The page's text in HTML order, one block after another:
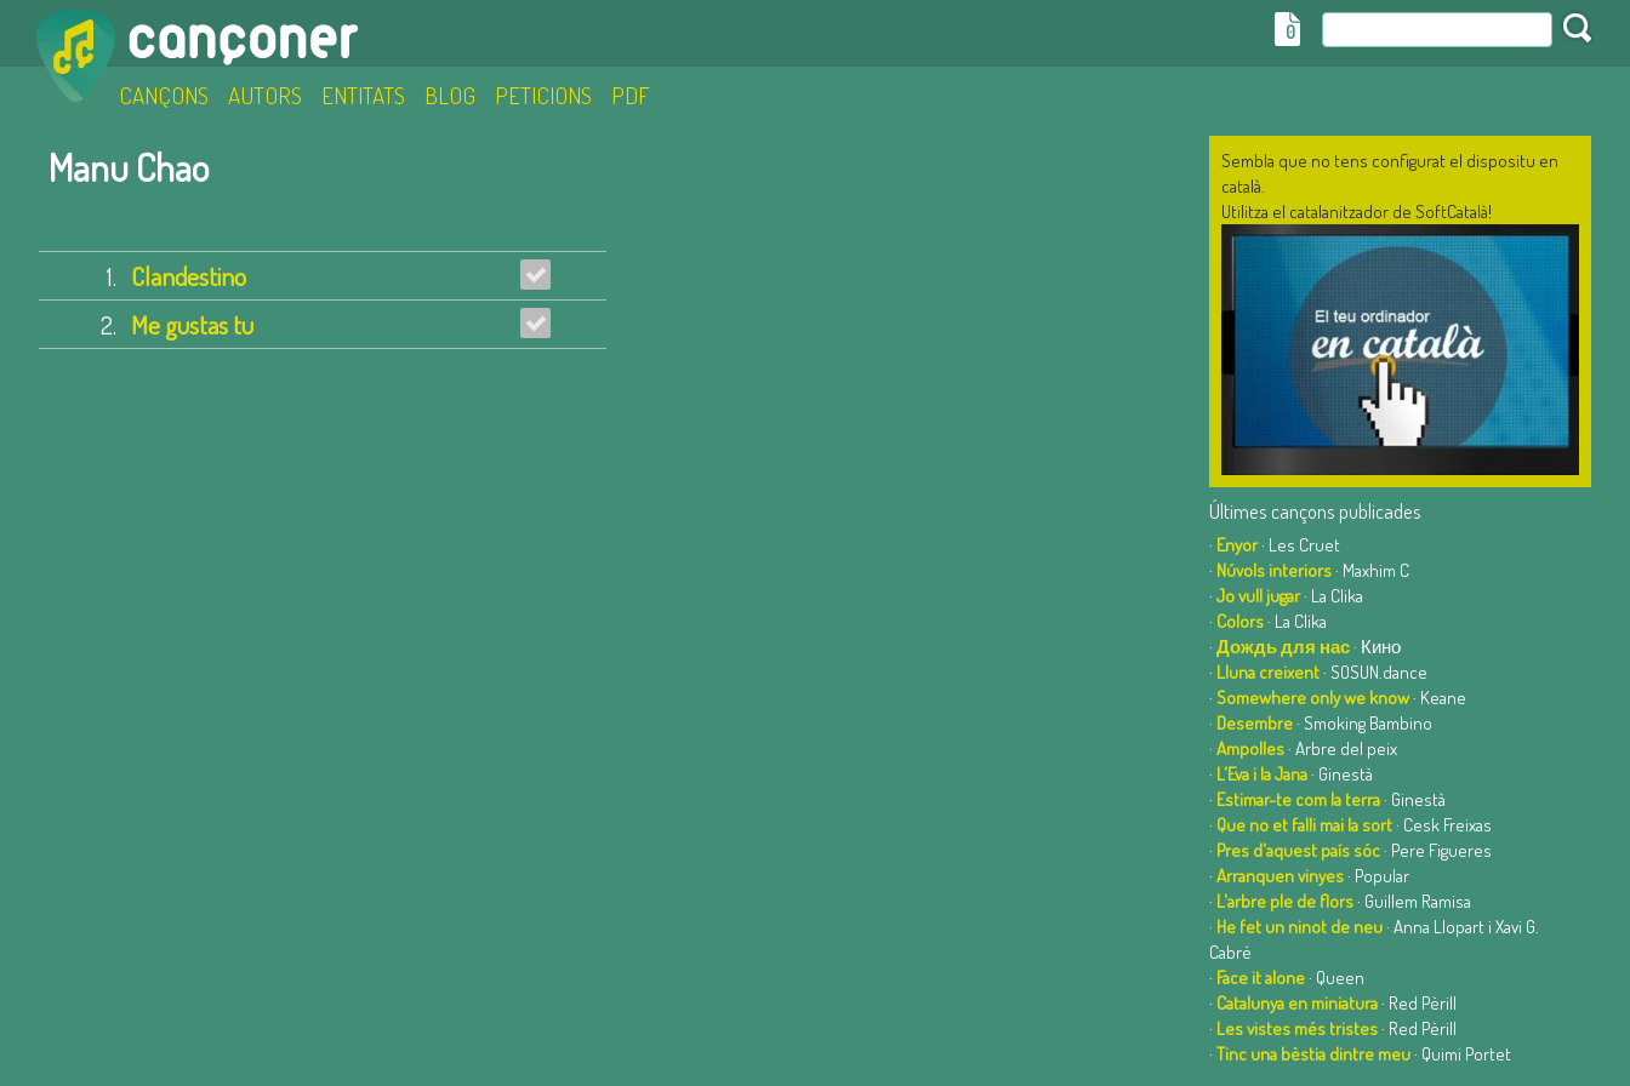
0
CANÇONS AUTORS ENTITATS BLOG PETICIONS PDF
Manu Chao
1. Clandestino
2. Me gustas tu
Sembla que no tens configurat el dispositu en
català.
Utilitza el catalanitzador de SoftCatalà!
Últimes cançons publicades
· Enyor· Les Cruet
· Núvols interiors· Maxhim C
· Jo vull jugar· La Clika
· Colors· La Clika
· Дождь для нас· Кино
· Lluna creixent· SOSUN.dance
· Somewhere only we know· Keane
· Desembre· Smoking Bambino
· Ampolles· Arbre del peix
· L'Eva i la Jana· Ginestà
· Estimar-te com la terra· Ginestà
· Que no et falli mai la sort· Cesk Freixas
· Pres d'aquest país sóc· Pere Figueres
· Arranquen vinyes· Popular
· L'arbre ple de flors· Guillem Ramisa
· He fet un ninot de neu· Anna Llopart i Xavi G.
Cabré
· Face it alone· Queen
· Catalunya en miniatura· Red Pèrill
· Les vistes més tristes· Red Pèrill
· Tinc una bèstia dintre meu· Quimi Portet